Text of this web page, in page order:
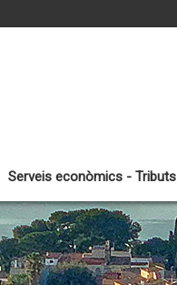
Serveis econòmics - Tributs